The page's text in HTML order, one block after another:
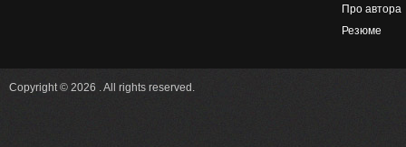
Про автора
Резюме
Copyright © 2026 . All rights reserved.